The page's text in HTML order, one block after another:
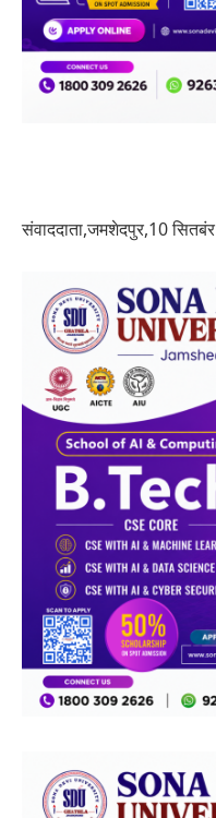
संवाददाता,जमशेदपुर,10 सितबंर